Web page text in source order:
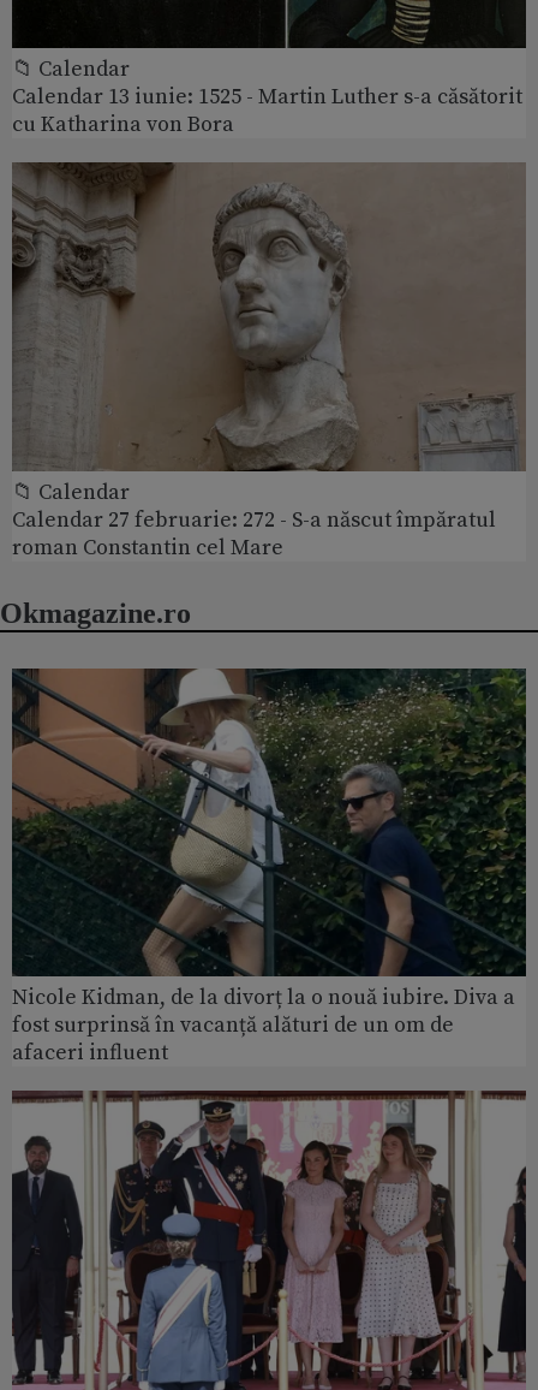
📁 Calendar
Calendar 13 iunie: 1525 - Martin Luther s-a căsătorit
cu Katharina von Bora
📁 Calendar
Calendar 27 februarie: 272 - S-a născut împăratul
roman Constantin cel Mare
Okmagazine.ro
Nicole Kidman, de la divorț la o nouă iubire. Diva a
fost surprinsă în vacanță alături de un om de
afaceri influent